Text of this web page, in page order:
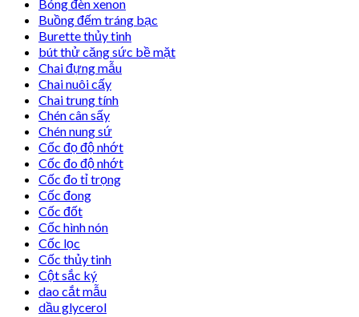
Bóng đèn xenon
Buồng đếm tráng bạc
Burette thủy tinh
bút thử căng sức bề mặt
Chai đựng mẫu
Chai nuôi cấy
Chai trung tính
Chén cân sấy
Chén nung sứ
Cốc đọ độ nhớt
Cốc đo độ nhớt
Cốc đo tỉ trọng
Cốc đong
Cốc đốt
Cốc hình nón
Cốc lọc
Cốc thủy tinh
Cột sắc ký
dao cắt mẫu
dầu glycerol